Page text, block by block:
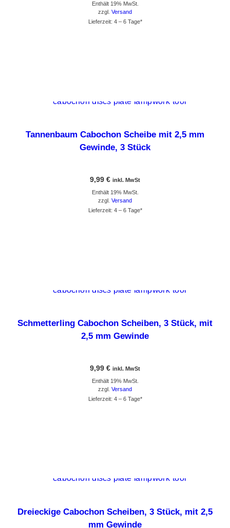
Enthält 19% MwSt.
zzgl. Versand
Lieferzeit: 4 – 6 Tage*
Tannenbaum Cabochon Scheibe mit 2,5 mm
Gewinde, 3 Stück
9,99 € inkl. MwSt
Enthält 19% MwSt.
zzgl. Versand
Lieferzeit: 4 – 6 Tage*
Schmetterling Cabochon Scheiben, 3 Stück, mit
2,5 mm Gewinde
9,99 € inkl. MwSt
Enthält 19% MwSt.
zzgl. Versand
Lieferzeit: 4 – 6 Tage*
Dreieckige Cabochon Scheiben, 3 Stück, mit 2,5
mm Gewinde